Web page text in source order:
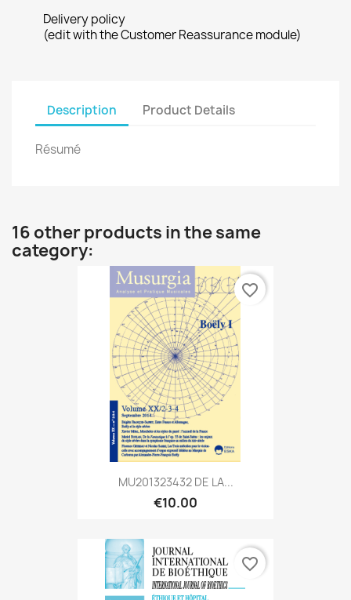
Delivery policy
(edit with the Customer Reassurance module)
Description Product Details
Résumé
16 other products in the same
category:
MU201323432 DE LA...
€10.00
favorite_border
favorite_border